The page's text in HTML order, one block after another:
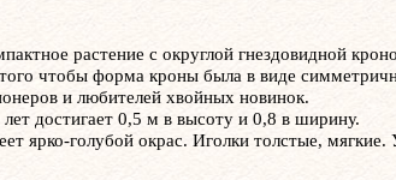
растение с округлой гнездовидной
чтобы форма кроны была в виде
и любителей хвойных новинок.
достигает 0,5 м в высоту и 0,8 в ширину.
ярко-голубой окрас. Иголки толстые,